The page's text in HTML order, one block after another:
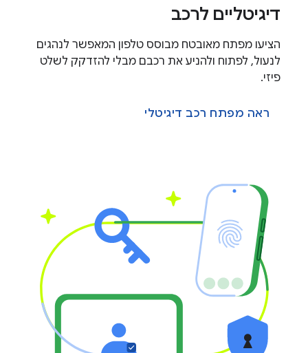
דיגיטליים לרכב
הציעו מפתח מאובטח מבוסס טלפון המאפשר לנהגים
לנעול, לפתוח ולהניע את רכבם מבלי להזדקק לשלט
פיזי.
ראה מפתח רכב דיגיטלי